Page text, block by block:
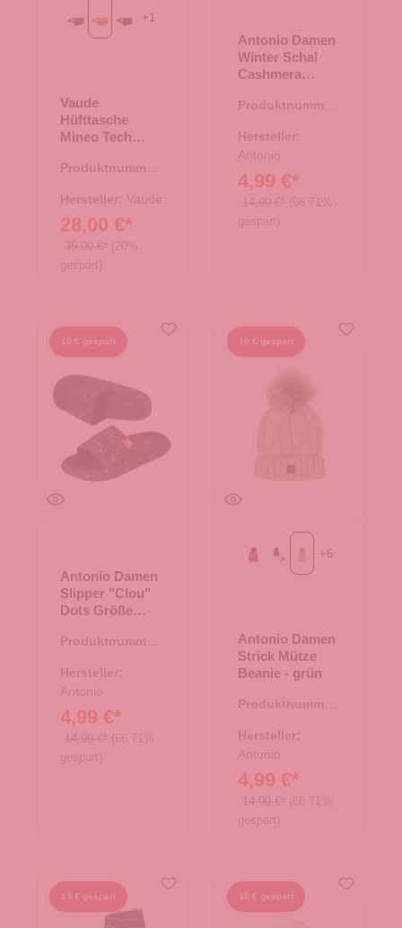
BlackBurnt Yellow
eclipse
+ 1
Vaude
Hüfttasche
Mineo Tech
Yellow
Produktnummer:
Hersteller: Vaude
28,00 €*
35,00 €* (20%
gespart)
Antonio Damen
Winter Schal
Cashmera
schwarz
Produktnummer:
Hersteller:
Antonio
4,99 €*
14,99 €* (66.71%
gespart)
10 € gespart
Antonio Damen
Slipper "Clou"
Dots Größe
Produktnummer:
Hersteller:
Antonio
4,99 €*
14,99 €* (66.71%
gespart)
10 € gespart
berrybordeaux
grün
+6
Antonio Damen
Strick Mütze
Beanie - grün
Produktnummer:
Hersteller:
Antonio
4,99 €*
14,99 €* (66.71%
gespart)
15 € gespart 10 € gespart